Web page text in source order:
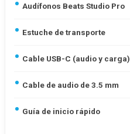
Audífonos Beats Studio Pro
Estuche de transporte
Cable USB-C (audio y carga)
Cable de audio de 3.5 mm
Guía de inicio rápido